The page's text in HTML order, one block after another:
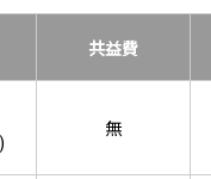
共益費
無